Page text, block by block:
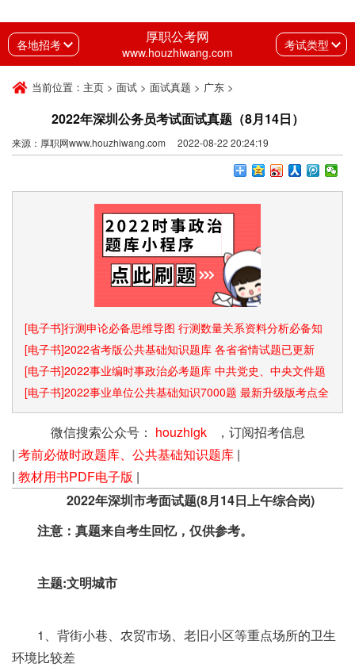
各地招考 厚职公考网
www.houzhiwang.com 考试类型
当前位置： 主页 > 面试 > 面试真题 > 广东 >
2022年深圳公务员考试面试真题（8月14日）
来源：厚职网www.houzhiwang.com 2022-08-22 20:24:19
[电子书]行测申论必备思维导图 行测数量关系资料分析必备知
识点和速算技巧
[电子书]2022省考版公共基础知识题库 各省省情试题已更新
[电子书]2022事业编时事政治必考题库 中共党史、中央文件题
库已更新
[电子书]2022事业单位公共基础知识7000题 最新升级版考点全
覆盖
微信搜索公众号： houzhigk，订阅招考信息
| 考前必做时政题库、公共基础知识题库 |
| 教材用书PDF电子版 |
2022年深圳市考面试题(8月14日上午综合岗)
注意：真题来自考生回忆，仅供参考。
主题:文明城市
1、背街小巷、农贸市场、老旧小区等重点场所的卫生
环境比较差